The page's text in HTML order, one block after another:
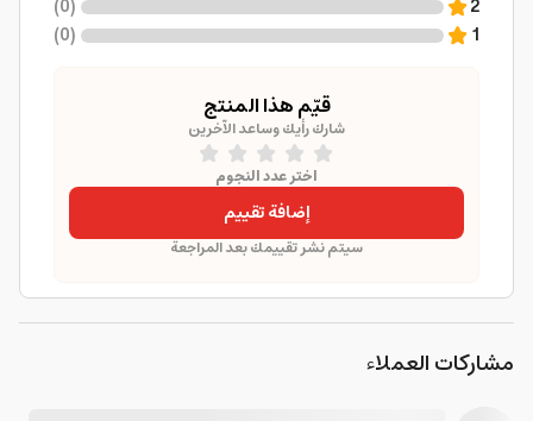
2
(
0
)
1
(
0
)
قيّم هذا المنتج
شارك رأيك وساعد الآخرين
اختر عدد النجوم
إضافة تقييم
سيتم نشر تقييمك بعد المراجعة
مشاركات العملاء